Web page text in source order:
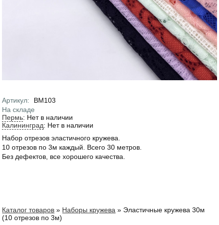
Артикул:
ВМ103
На складе
Пермь: Нет в наличии
Калининград: Нет в наличии
Набор отрезов эластичного кружева.
10 отрезов по 3м каждый. Всего 30 метров.
Без дефектов, все хорошего качества.
Вы здесь
Каталог товаров » Наборы кружева » Эластичные кружева 30м
(10 отрезов пo 3м)